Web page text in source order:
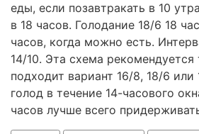
еды, если позавтракать в 10
в 18 часов. Голодание 18/6 18
часов, когда можно есть.
14/10. Эта схема
подходит вариант 16/8, 18/6
голод в течение 14-часового
часов лучше всего